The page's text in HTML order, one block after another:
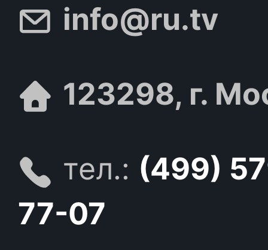
info@ru.tv
123298, г.
тел.: (499)
77-07